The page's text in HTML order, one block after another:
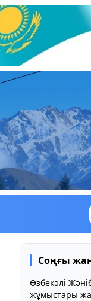
Соңғы
Өзбекәлі
жұмыстары